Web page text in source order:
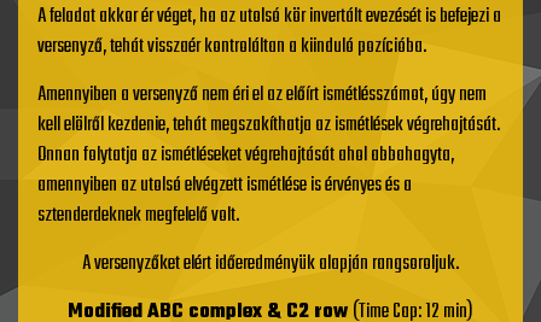
A feladat akkor ér véget, ha az utolsó kör invertált evezését is befejezi a
versenyző, tehát visszaér kontroláltan a kiinduló pozícióba.
Amennyiben a versenyző nem éri el az előírt ismétlésszámot, úgy nem
kell elölről kezdenie, tehát megszakíthatja az ismétlések végrehajtását.
Onnan folytatja az ismétléseket végrehajtását ahol abbahagyta,
amennyiben az utolsó elvégzett ismétlése is érvényes és a
sztenderdeknek megfelelő volt.
A versenyzőket elért időeredményük alapján rangsoroljuk.
Modified ABC complex & C2 row(Time Cap: 12 min)